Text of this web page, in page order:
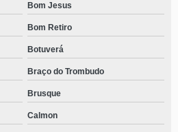
Bom Jesus
Bom Retiro
Botuverá
Braço do Trombudo
Brusque
Calmon